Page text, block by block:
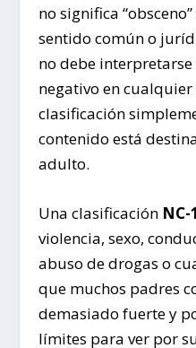
no significa
sentido común o
no debe
negativo en cualquier
clasificación
contenido está
adulto.
Una clasificaciónNC-
violencia, sexo,
abuso de drogas o
que muchos padres
demasiado fuerte y
límites para ver por